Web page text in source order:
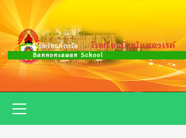
Skip
content
Menu